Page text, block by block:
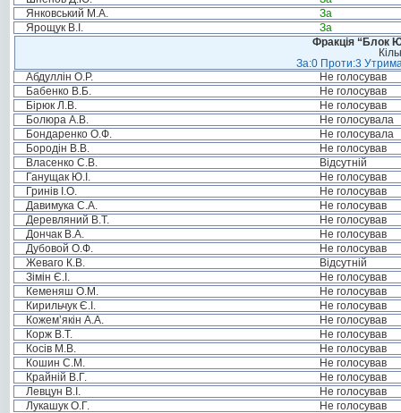
Янковський М.А.
За
Ярощук В.І.
За
Фракція “Блок
За:0 Проти:3
Абдуллін О.Р.
Не голосував
Бабенко В.Б.
Не голосував
Бірюк Л.В.
Не голосував
Болюра А.В.
Не голосувала
Бондаренко О.Ф.
Не голосувала
Бородін В.В.
Не голосував
Власенко С.В.
Відсутній
Ганущак Ю.І.
Не голосував
Гринів І.О.
Не голосував
Давимука С.А.
Не голосував
Деревляний В.Т.
Не голосував
Дончак В.А.
Не голосував
Дубовой О.Ф.
Не голосував
Жеваго К.В.
Відсутній
Зімін Є.І.
Не голосував
Кеменяш О.М.
Не голосував
Кирильчук Є.І.
Не голосував
Кожем’якін А.А.
Не голосував
Корж В.Т.
Не голосував
Косів М.В.
Не голосував
Кошин С.М.
Не голосував
Крайній В.Г.
Не голосував
Левцун В.І.
Не голосував
Лукашук О.Г.
Не голосував